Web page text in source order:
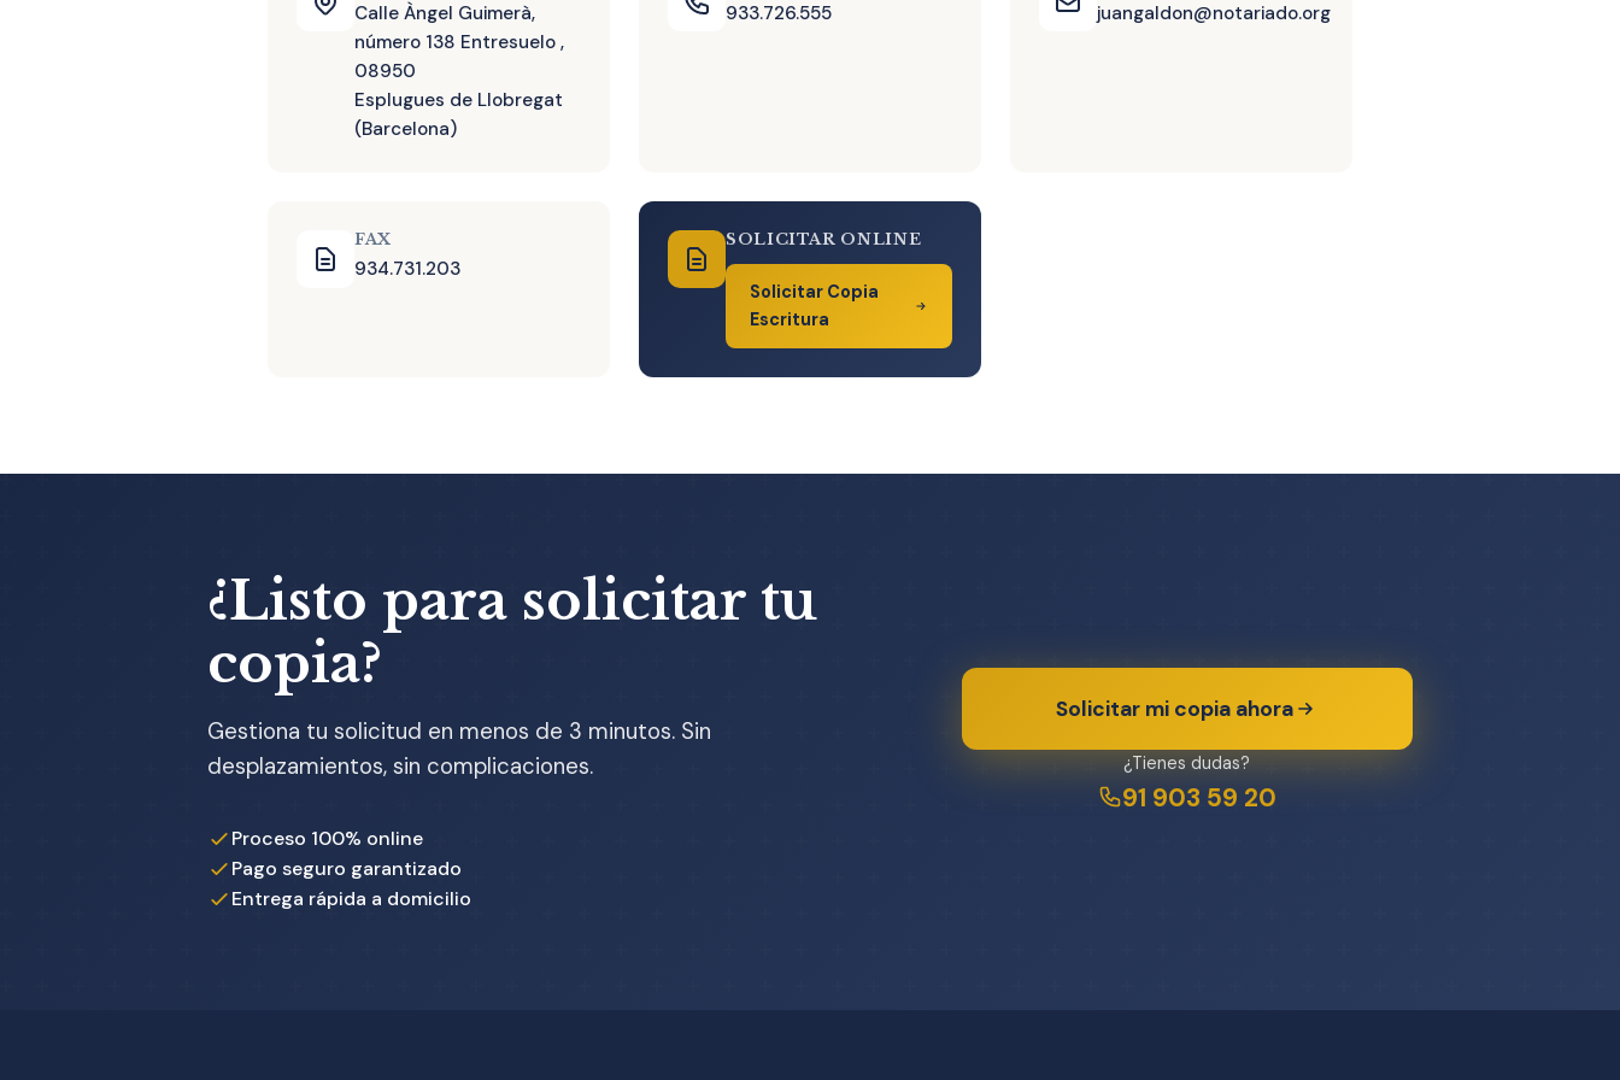
Calle Àngel Guimerà,
número 138 Entresuelo ,
08950
Esplugues de Llobregat
(Barcelona)
933.726.555 juangaldon@notariado.org
FAX
934.731.203
SOLICITAR ONLINE
Solicitar Copia
Escritura
¿Listo para solicitar tu
copia?
Gestiona tu solicitud en menos de 3 minutos. Sin
desplazamientos, sin complicaciones.
Proceso 100% online
Pago seguro garantizado
Entrega rápida a domicilio
Solicitar mi copia ahora
¿Tienes dudas?
91 903 59 20